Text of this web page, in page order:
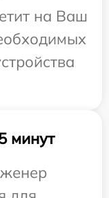
на Ваш
минут